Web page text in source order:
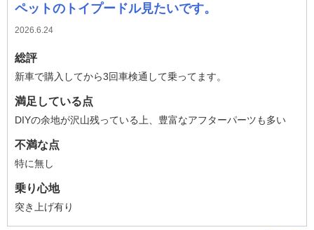
ペットのトイプードル見たいです。
2026.6.24
総評
新車で購入してから3回車検通して乗ってます。
満足している点
DIYの余地が沢山残っている上、豊富なアフターパーツも多い
不満な点
特に無し
乗り心地
突き上げ有り